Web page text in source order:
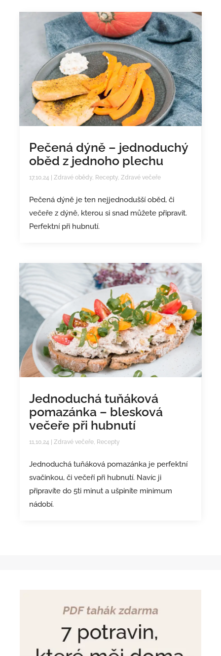
Pečená dýně – jednoduchý
oběd z jednoho plechu
17,10,24 | Zdravé obědy Recepty Zdravé večeře
Pečená dýně je ten nejjednodušší oběd, či
večeře z dýně, kterou si snad můžete připravit.
Perfektní při hubnutí.
Jednoduchá tuňáková
pomazánka – blesková
večeře při hubnutí
11,10,24 | Zdravé večeře, Recepty
Jednoduchá tuňáková pomazánka je perfektní
svačinkou, či večeří při hubnutí. Navíc ji
připravíte do 5ti minut a ušpiníte minimum
nádobí.